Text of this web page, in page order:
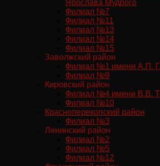
Ярослава Мудрого
Филиал №7
Филиал №11
Филиал №13
Филиал №14
Филиал №15
Заволжский район
Филиал №1 имени А.П.
Филиал №9
Кировский район
Филиал №4 имени В.В.
Филиал №10
Красноперекопский район
Филиал №3
Ленинский район
Филиал №2
Филиал №5
Филиал №12